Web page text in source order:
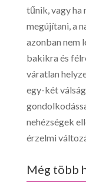
tűnik, vagy ha
megújítani, a
azonban nem
bakikra és
váratlan
egy-két
nehézségek
érzelmi
Még több